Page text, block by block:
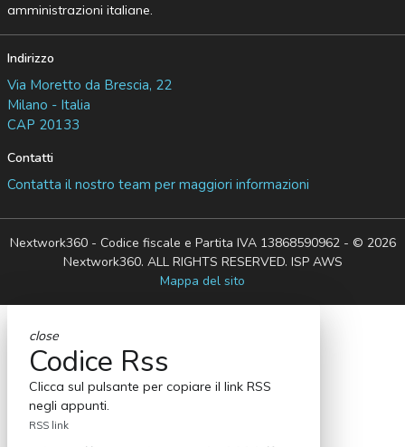
amministrazioni italiane.
Indirizzo
Via Moretto da Brescia, 22
Milano - Italia
CAP 20133
Contatti
Contatta il nostro team per maggiori informazioni
Nextwork360 - Codice fiscale e Partita IVA 13868590962 - © 2026
Nextwork360. ALL RIGHTS RESERVED. ISP AWS
Mappa del sito
close
Codice Rss
Clicca sul pulsante per copiare il link RSS
negli appunti.
RSS link